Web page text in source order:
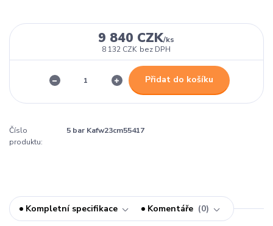
9 840 CZK/ks
8 132 CZK bez DPH
Přidat do košíku
Číslo
produktu:
5 bar Kafw23cm55417
Kompletní specifikace Komentáře 0